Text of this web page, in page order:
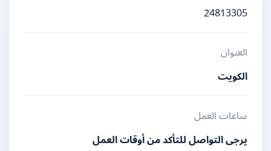
24813305
العنوان
الكويت
ساعات العمل
يرجى التواصل للتأكد من أوقات العمل